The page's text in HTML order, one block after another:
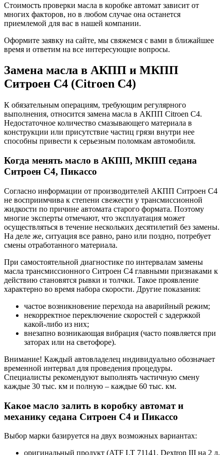
Стоимость проверки масла в коробке автомат зависит от
многих факторов, но в любом случае она останется
приемлемой для вас в нашей компании.
Оформите заявку на сайте, мы свяжемся с вами в ближайшее
время и ответим на все интересующие вопросы.
Замена масла в АКПП и МКПП
Ситроен С4 (Citroen C4)
К обязательным операциям, требующим регулярного
выполнения, относится замена масла в АКПП Citroen C4.
Недостаточное количество смазывающего материала в
конструкции или присутствие частиц грязи внутри нее
способны привести к серьезным поломкам автомобиля.
Когда менять масло в АКПП, МКПП седана
Ситроен С4, Пикассо
Согласно информации от производителей АКПП Ситроен С4
не восприимчива к степени свежести у трансмиссионной
жидкости по причине автомата старого формата. Поэтому
многие эксперты отмечают, что эксплуатация может
осуществляться в течение нескольких десятилетий без замены.
На деле же, ситуация все равно, рано или поздно, потребует
смены отработанного материала.
При самостоятельной диагностике по интервалам замены
масла трансмиссионного Ситроен С4 главными признаками к
действию становятся рывки и толчки. Такое проявление
характерно во время набора скорости. Другие показания:
частое возникновение перехода на аварийный режим;
некорректное переключение скоростей с задержкой
какой-либо из них;
внезапно возникающая вибрация (часто появляется при
заторах или на светофоре).
Внимание! Каждый автовладелец индивидуально обозначает
временной интервал для проведения процедуры.
Специалисты рекомендуют выполнять частичную смену
каждые 30 тыс. км и полную – каждые 60 тыс. км.
Какое масло залить в коробку автомат и
механику седана Ситроен С4 и Пикассо
Выбор марки базируется на двух возможных вариантах:
оригинальный продукт (ATF LT 71141, Dextron III на 2 л,